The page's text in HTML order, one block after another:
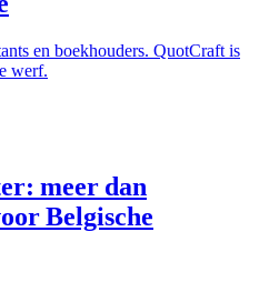
en boekhouders. QuotCraft is
werf.
meer dan
Belgische